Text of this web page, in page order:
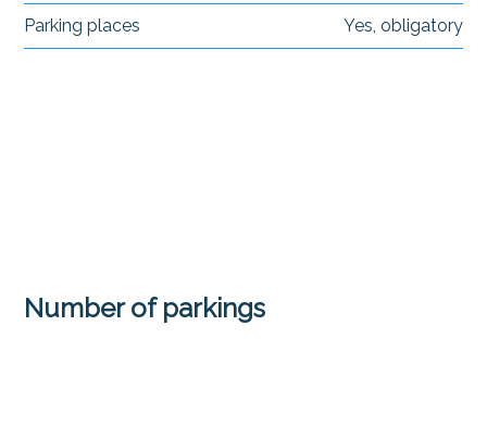
Parking places Yes, obligatory
Number of parkings